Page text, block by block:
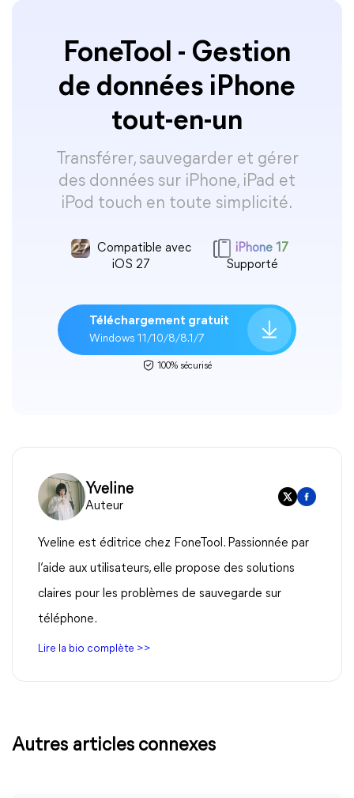
FoneTool - Gestion
de données iPhone
tout-en-un
Transférer, sauvegarder et gérer
des données sur iPhone, iPad et
iPod touch en toute simplicité.
Compatible avec
iOS 27
iPhone 17
Supporté
Téléchargement gratuit
Windows 11/10/8/8.1/7
100% sécurisé
Yveline
Auteur
Yveline est éditrice chez FoneTool. Passionnée par
l’aide aux utilisateurs, elle propose des solutions
claires pour les problèmes de sauvegarde sur
téléphone.
Lire la bio complète >>
Autres articles connexes